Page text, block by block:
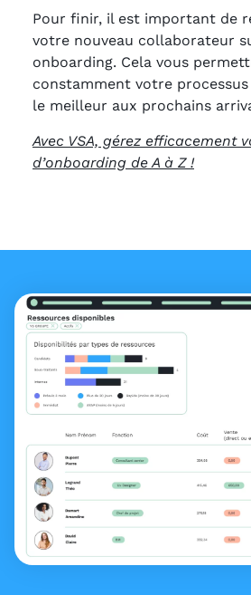
Pour finir, il est important de
votre nouveau collaborateur
onboarding. Cela vous
constamment votre
le meilleur aux prochains
Avec VSA, gérez efficacement
d’onboarding de A à Z !